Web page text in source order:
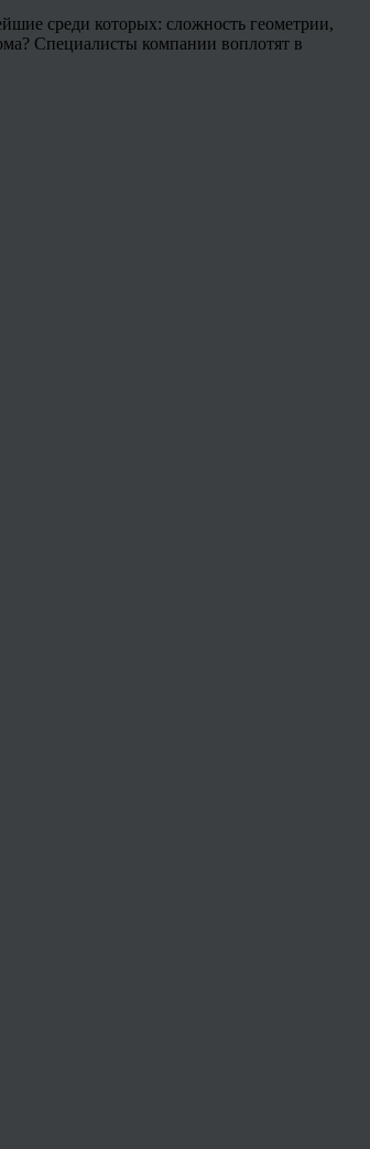
среди которых: сложность геометрии,
Специалисты компании воплотят в